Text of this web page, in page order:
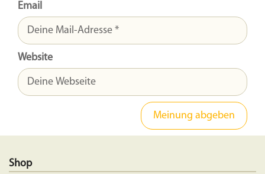
Email
Website
Shop